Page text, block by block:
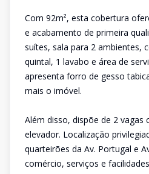
Com 92m², esta cobertura
e acabamento de primeira
suítes, sala para 2 ambientes,
quintal, 1 lavabo e área de
apresenta forro de gesso
mais o imóvel.
Além disso, dispõe de 2 vagas
elevador. Localização
quarteirões da Av. Portugal e
comércio, serviços e